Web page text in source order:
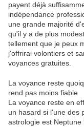
payent déjà
indépendance
une grande majorité
qu'il y a de plus
tellement que je peux
j'offrirai volontiers et
voyances gratuites.
La voyance reste
rend pas moins fiable
La voyance reste en
un hasard si l'une des
astrologie est